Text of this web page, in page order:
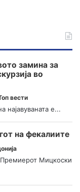
замина за
во
вести
најавуваната е...
на фекалиите
Мицкоски